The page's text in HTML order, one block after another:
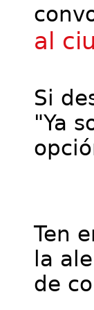
al
Si
"Ya
Ten
la
de